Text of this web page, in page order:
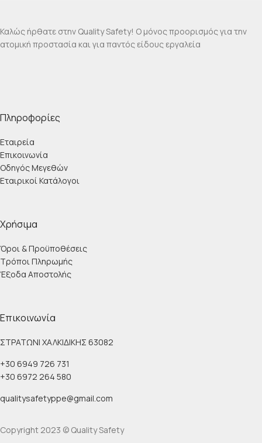
Καλώς ήρθατε στην Quality Safety! Ο μόνος προορισμός για την
ατομική προστασία και για παντός είδους εργαλεία
Πληροφορίες
Εταιρεία
Επικοινωνία
Οδηγός Μεγεθών
Εταιρικοί Κατάλογοι
Χρήσιμα
Όροι & Προϋποθέσεις
Τρόποι Πληρωμής
Έξοδα Αποστολής
Επικοινωνία
ΣΤΡΑΤΩΝΙ ΧΑΛΚΙΔΙΚΗΣ 63082
+30 6949 726 731
+30 6972 264 580
qualitysafetyppe@gmail.com
Copyright 2023 © Quality Safety